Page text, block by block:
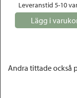
Leveranstid 5-10
Lägg i
Andra tittade också